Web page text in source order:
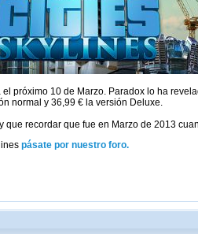
el próximo 10 de Marzo. Paradox lo ha
normal y 36,99 € la versión Deluxe.
recordar que fue en Marzo de 2013
pásate por nuestro foro.